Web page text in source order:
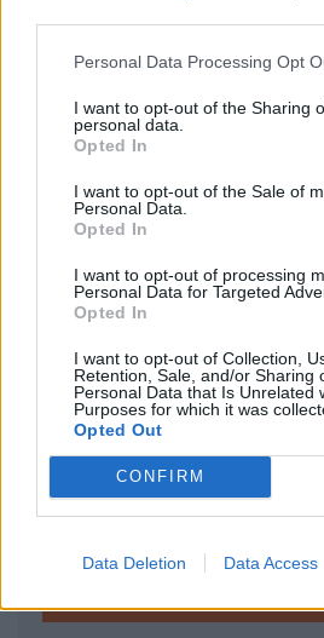
Personal Data Processing Opt
I want to opt-out of the Sharing
personal data.
Opted In
I want to opt-out of the Sale of
Personal Data.
Opted In
I want to opt-out of processing
Personal Data for Targeted
Opted In
I want to opt-out of Collection,
Retention, Sale, and/or Sharing
Personal Data that Is Unrelated
Purposes for which it was
Opted Out
CONFIRM
Data Deletion Data Access
2011. augusztus 12. 22:08
hangulat Az utolsó pár órában
tengerentúli részvényindexeket, de
tartományban zárniuk. A DJIA
0,94%-kal került...
KEDVES OLVASÓNK!
tartozik, melynek olvasása
regisztrációhoz kötött.
Az előfizetés a következőket
Portfolio.hu teljes
Kötéslisták: BÉT elmúlt 2 év